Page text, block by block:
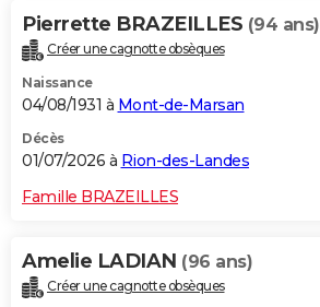
Pierrette BRAZEILLES (94 ans)
Créer une cagnotte obsèques
Naissance
04/08/1931 à Mont-de-Marsan
Décès
01/07/2026 à Rion-des-Landes
Famille BRAZEILLES
Amelie LADIAN (96 ans)
Créer une cagnotte obsèques